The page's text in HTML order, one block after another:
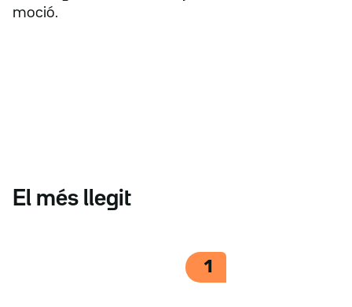
moció.
El més llegit
1